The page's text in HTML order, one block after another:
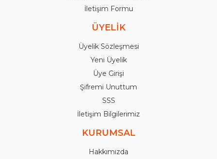
İletişim Formu
ÜYELİK
Üyelik Sözleşmesi
Yeni Üyelik
Üye Girişi
Şifremi Unuttum
SSS
İletişim Bilgilerimiz
KURUMSAL
Hakkımızda